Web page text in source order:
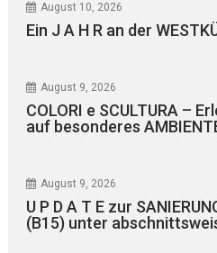
August 10, 2026
Ein J A H R an der
August 9, 2026
COLORI e SCULTURA –
auf besonderes
August 9, 2026
U P D A T E zur
(B15) unter